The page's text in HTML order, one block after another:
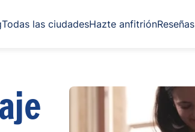
Todas las ciudadesHazte anfitriónReseñas